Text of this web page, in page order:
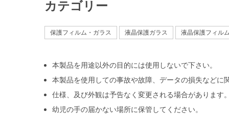
カテゴリー
保護フィルム・ガラス 液晶保護ガラス 液晶保護フィル
本製品を用途以外の目的には使用しないで下さい。
本製品を使用しての事故や故障、データの損失など
仕様、及び外観は予告なく変更される場合があります
幼児の手の届かない場所に保管してください。